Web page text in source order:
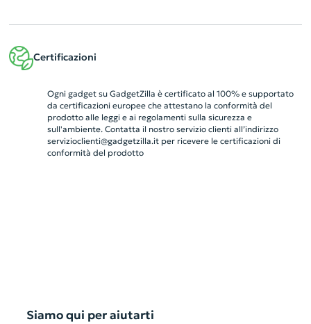
Certificazioni
Ogni gadget su GadgetZilla è certificato al 100% e supportato
da certificazioni europee che attestano la conformità del
prodotto alle leggi e ai regolamenti sulla sicurezza e
sull'ambiente. Contatta il nostro servizio clienti all’indirizzo
servizioclienti@gadgetzilla.itper ricevere le certificazioni di
conformità del prodotto
Siamo qui per aiutarti